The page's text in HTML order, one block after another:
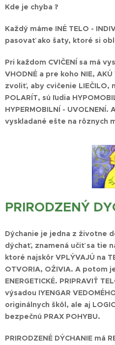
Kde je chyba ?
Každý máme INÉ TELO -
pasovať ako šaty, ktoré si
Pri každom CVIČENÍ sa má
VHODNÉ a pre koho NIE,
zvoliť, aby cvičenie LIEČILO,
POLARÍT, sú ľudia
HYPERMOBILNÍ -
vyskladané ešte na rôznych
PRIRODZENÝ
Dýchanie je jedna z životne
dýchať, znamená učiť sa tie
ktoré najskôr VPLÝVAJÚ na
OTVORIA, OŽIVIA. A potom
ENERGETICKÉ. PRIPRAVIŤ
výsadou IYENGAR
originálnych škôl, ale aj
bezpečnú PRAX POHYBU.
PRIRODZENÉ DÝCHANIE má